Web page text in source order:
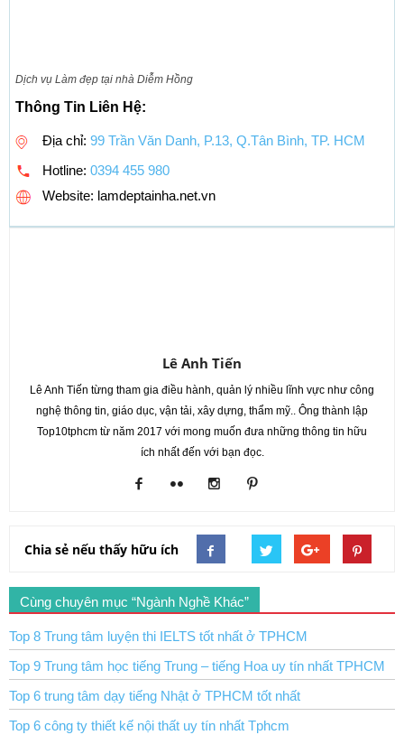
Dịch vụ Làm đẹp tại nhà Diễm Hồng
Thông Tin Liên Hệ:
Địa chỉ: 99 Trần Văn Danh, P.13, Q.Tân Bình, TP. HCM
Hotline: 0394 455 980
Website: lamdeptainha.net.vn
Lê Anh Tiến
Lê Anh Tiến từng tham gia điều hành, quản lý nhiều lĩnh vực như công
nghệ thông tin, giáo dục, vận tải, xây dựng, thẩm mỹ.. Ông thành lập
Top10tphcm từ năm 2017 với mong muốn đưa những thông tin hữu
ích nhất đến với bạn đọc.
Chia sẻ nếu thấy hữu ích
Cùng chuyên mục “Ngành Nghề Khác”
Top 8 Trung tâm luyện thi IELTS tốt nhất ở TPHCM
Top 9 Trung tâm học tiếng Trung – tiếng Hoa uy tín nhất TPHCM
Top 6 trung tâm dạy tiếng Nhật ở TPHCM tốt nhất
Top 6 công ty thiết kế nội thất uy tín nhất Tphcm